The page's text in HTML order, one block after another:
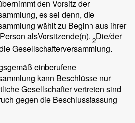
den Vorsitz der
es sei denn, die
wählt zu Beginn aus ihrer
alsVorsitzende(n). 2Die/der
Gesellschafterversammlung.
einberufene
kann Beschlüsse nur
Gesellschafter vertreten sind
gegen die Beschlussfassung